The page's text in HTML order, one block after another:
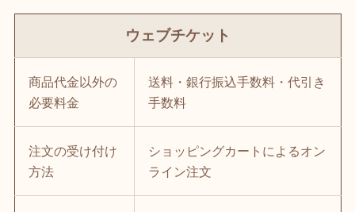
ウェブチケット
商品代金以外の
必要料金
送料・銀行振込手数料・代引き
手数料
注文の受け付け
方法
ショッピングカートによるオン
ライン注文